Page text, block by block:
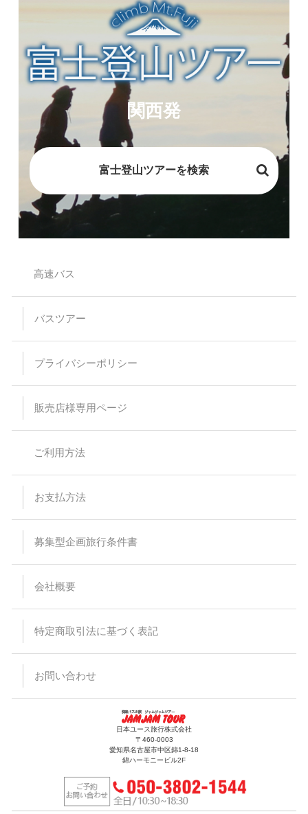
関西発
富士登山ツアーを検索
高速バス
バスツアー
プライバシーポリシー
販売店様専用ページ
ご利用方法
お支払方法
募集型企画旅行条件書
会社概要
特定商取引法に基づく表記
お問い合わせ
日本ユース旅行株式会社
〒460-0003
愛知県名古屋市中区錦1-8-18
錦ハーモニービル2F